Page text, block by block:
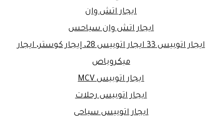
ايجار اتش وان
ايجار اتش وان سياحس
ايجار اتوبيس 33 ايجار اتوبيس 28، إيجار كوستر، ايجار
ميكروباص
ايجار اتوبيس MCV
ايجار اتوبيس رحلات
ايجار اتوبيس سياحى